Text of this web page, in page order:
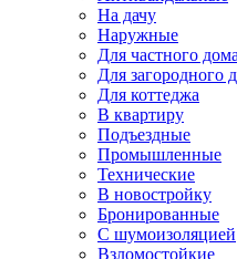
На дачу
Наружные
Для частного дома
Для загородного
Для коттеджа
В квартиру
Подъездные
Промышленные
Технические
В новостройку
Бронированные
С шумоизоляцией
Взломостойкие